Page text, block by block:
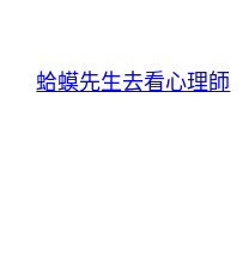
蛤蟆先生去看心理師